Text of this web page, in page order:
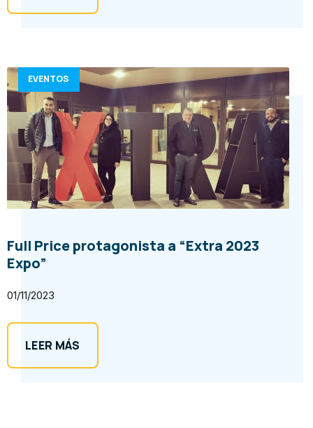
EVENTOS
Full Price protagonista a “Extra 2023
Expo”
01/11/2023
LEER MÁS